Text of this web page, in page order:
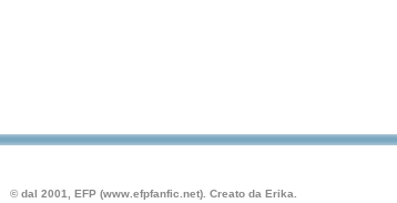
© dal 2001, EFP (www.efpfanfic.net). Creato da Erika.